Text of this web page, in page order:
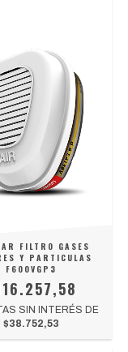
FILTRO GASES
Y PARTICULAS
F600VGP3
SIN INTERÉS DE
$38.752,53